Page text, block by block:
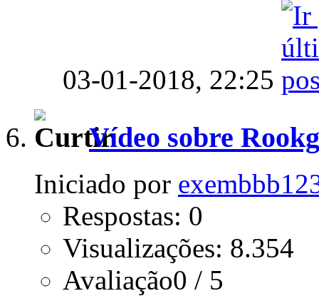
03-01-2018, 22:25
Vídeo sobre
Iniciado por
Respostas: 0
Visualizações: 8.354
Avaliação0 / 5